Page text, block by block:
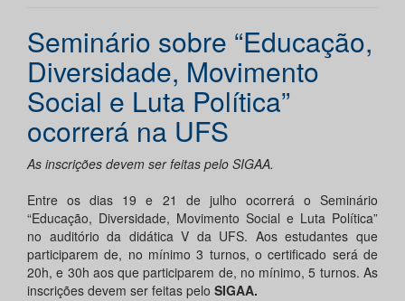
Seminário sobre “Educação,
Diversidade, Movimento
Social e Luta Política”
ocorrerá na UFS
As inscrições devem ser feitas pelo SIGAA.
Entre os dias 19 e 21 de julho ocorrerá o Seminário
“Educação, Diversidade, Movimento Social e Luta Política”
no auditório da didática V da UFS. Aos estudantes que
participarem de, no mínimo 3 turnos, o certificado será de
20h, e 30h aos que participarem de, no mínimo, 5 turnos. As
inscrições devem ser feitas pelo SIGAA.